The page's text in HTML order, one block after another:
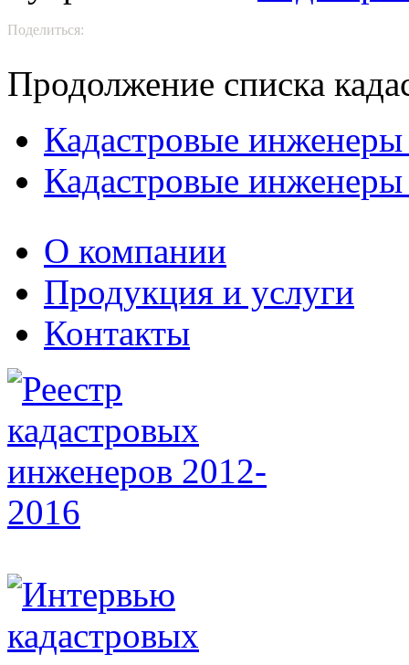
Поделиться:
Продолжение списка
Кадастровые
Кадастровые
О компании
Продукция и услуги
Контакты